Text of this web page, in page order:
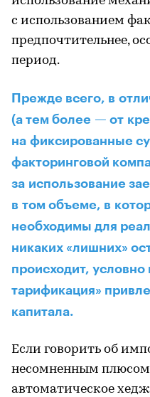
с использованием
предпочтительнее,
период.
Прежде всего, в
(а тем более — от
на фиксированные
факторинговой
за использование
в том объеме, в
необходимы для
никаких «лишних»
происходит, условно
тарификация»
капитала.
Если говорить об
несомненным плюсом
автоматическое